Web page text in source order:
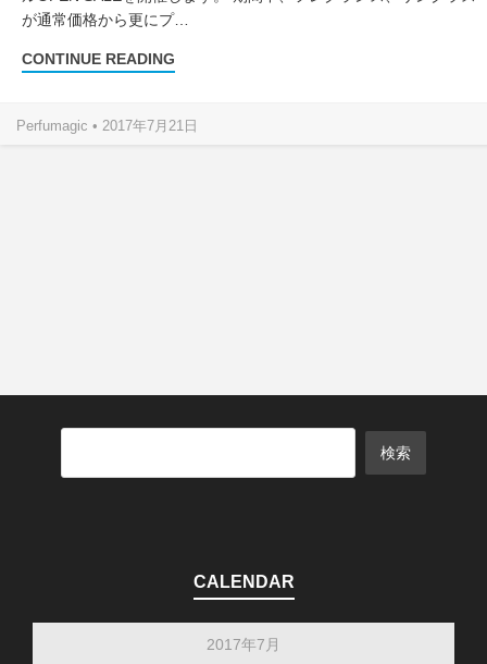
が通常価格から更にプ…
CONTINUE READING
Perfumagic • 2017年7月21日
CALENDAR
2017年7月